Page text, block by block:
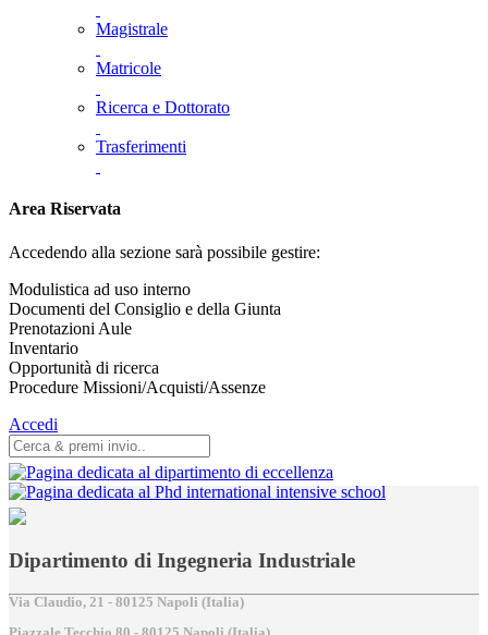
Magistrale
Matricole
Ricerca e Dottorato
Trasferimenti
Area Riservata
Accedendo alla sezione sarà possibile gestire:
Modulistica ad uso interno
Documenti del Consiglio e della Giunta
Prenotazioni Aule
Inventario
Opportunità di ricerca
Procedure Missioni/Acquisti/Assenze
Accedi
Dipartimento di Ingegneria Industriale
Via Claudio, 21 - 80125 Napoli (Italia)